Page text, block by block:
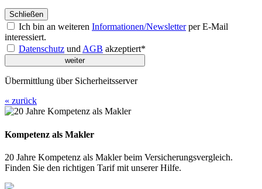
Schließen
Ich bin an weiteren Informationen/Newsletterper E-Mail
interessiert.
Datenschutz und AGB akzeptiert*
Übermittlung über Sicherheitsserver
« zurück
Kompetenz als Makler
20 Jahre Kompetenz als Makler beim Versicherungsvergleich.
Finden Sie den richtigen Tarif mit unserer Hilfe.